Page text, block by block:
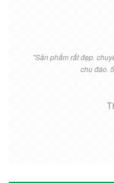
"Sản phẩm rất đẹp.
chu đáo. 5